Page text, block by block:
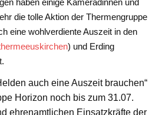
die tolle Aktion der Thermengruppe
eine wohlverdiente Auszeit in den
) und Erding
auch eine Auszeit brauchen“
Horizon noch bis zum 31.07.
ehrenamtlichen Einsatzkräfte der